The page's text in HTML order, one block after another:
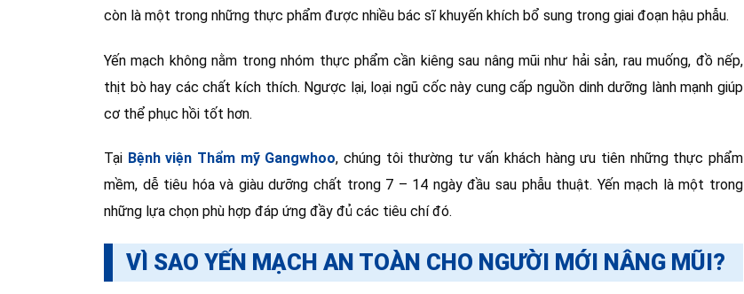
còn là một trong những thực phẩm được nhiều bác sĩ khuyến khích bổ sung trong giai đoạn hậu phẫu.
Yến mạch không nằm trong nhóm thực phẩm cần kiêng sau nâng mũi như hải sản, rau muống, đồ nếp,
thịt bò hay các chất kích thích. Ngược lại, loại ngũ cốc này cung cấp nguồn dinh dưỡng lành mạnh giúp
cơ thể phục hồi tốt hơn.
Tại Bệnh viện Thẩm mỹ Gangwhoo, chúng tôi thường tư vấn khách hàng ưu tiên những thực phẩm
mềm, dễ tiêu hóa và giàu dưỡng chất trong 7 – 14 ngày đầu sau phẫu thuật. Yến mạch là một trong
những lựa chọn phù hợp đáp ứng đầy đủ các tiêu chí đó.
VÌ SAO YẾN MẠCH AN TOÀN CHO NGƯỜI MỚI NÂNG MŨI?